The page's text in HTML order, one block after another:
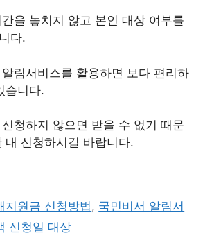
을 놓치지 않고 본인 대상 여부를
다.
림서비스를 활용하면 보다 편리하
습니다.
청하지 않으면 받을 수 없기 때문
내 신청하시길 바랍니다.
지원금 신청방법, 국민비서 알림서
신청일 대상